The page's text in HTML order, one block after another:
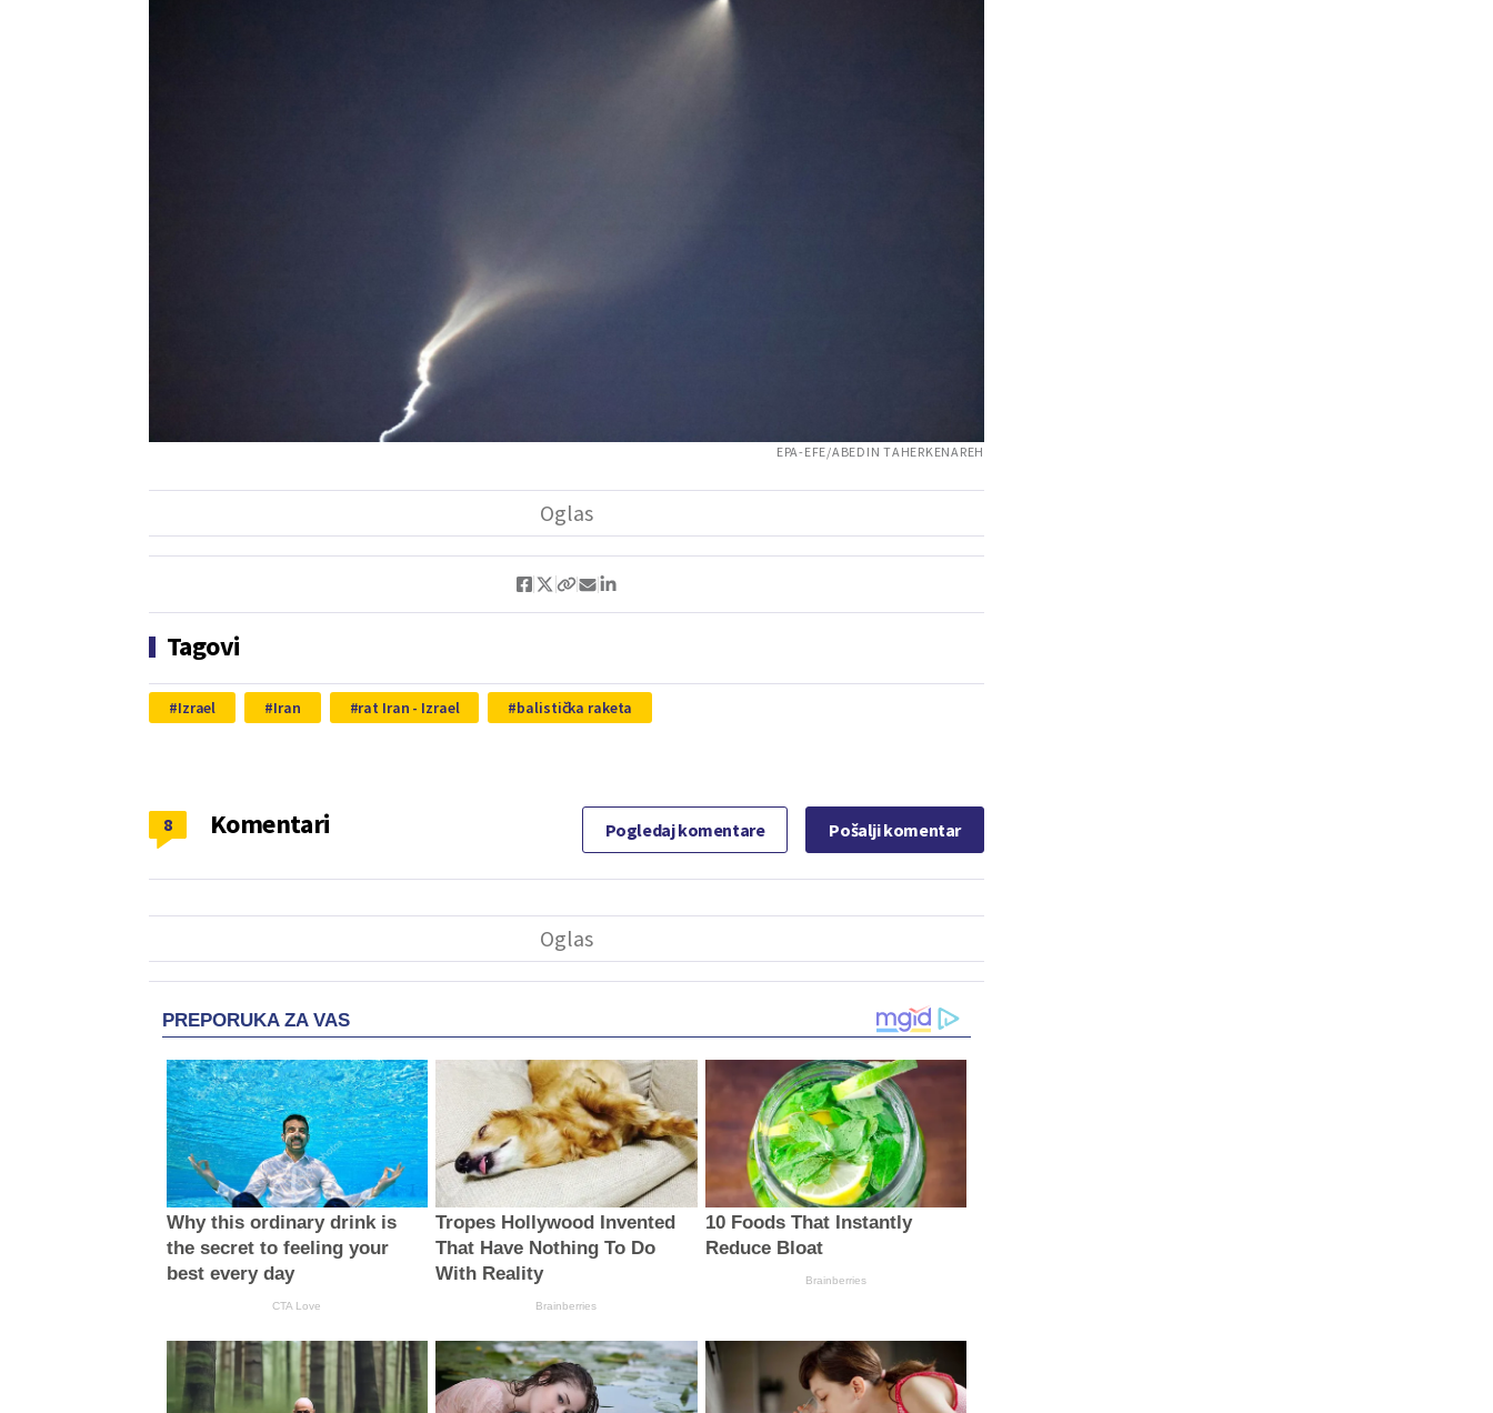
EPA-EFE/ABEDIN TAHERKENAREH
Tagovi
Izrael Iran rat Iran - Izrael balistička raketa
Komentari
8 Pogledaj komentare Pošalji komentar
PREPORUKA ZA VAS
Why this ordinary drink is
the secret to feeling your
best every day
CTA Love
Tropes Hollywood Invented
That Have Nothing To Do
With Reality
Brainberries
10 Foods That Instantly
Reduce Bloat
Brainberries